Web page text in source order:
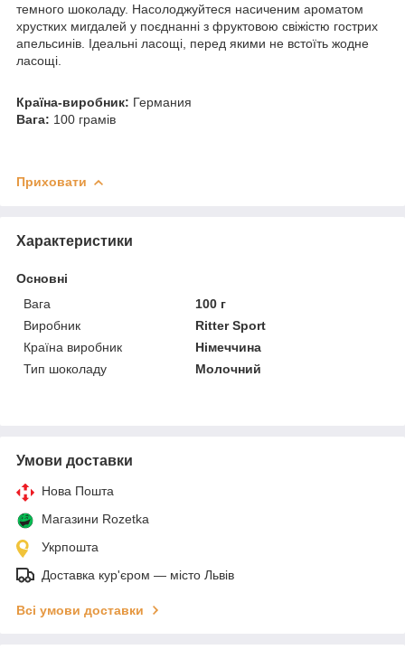
темного шоколаду. Насолоджуйтеся насиченим ароматом
хрустких мигдалей у поєднанні з фруктовою свіжістю гострих
апельсинів. Ідеальні ласощі, перед якими не встоїть жодне
ласощі.
Країна-виробник: Германия
Вага: 100 грамів
Приховати
Характеристики
Основні
Вага
100 г
Виробник
Ritter Sport
Країна виробник
Німеччина
Тип шоколаду
Молочний
Умови доставки
Нова Пошта
Магазини Rozetka
Укрпошта
Доставка кур'єром — місто Львів
Всі умови доставки